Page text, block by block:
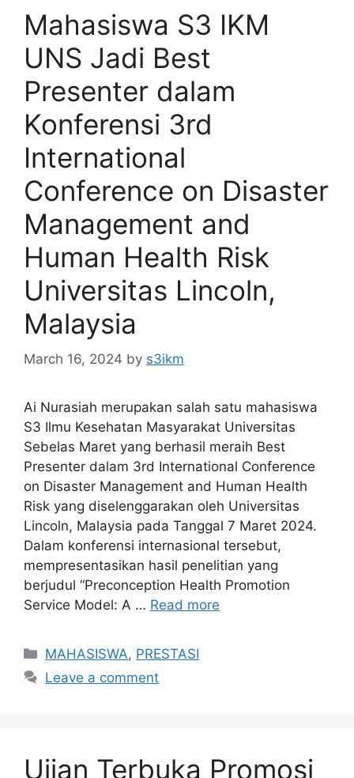
Mahasiswa S3 IKM
UNS Jadi Best
Presenter dalam
Konferensi 3rd
International
Conference on Disaster
Management and
Human Health Risk
Universitas Lincoln,
Malaysia
March 16, 2024 by s3ikm
Ai Nurasiah merupakan salah satu mahasiswa
S3 Ilmu Kesehatan Masyarakat Universitas
Sebelas Maret yang berhasil meraih Best
Presenter dalam 3rd International Conference
on Disaster Management and Human Health
Risk yang diselenggarakan oleh Universitas
Lincoln, Malaysia pada Tanggal 7 Maret 2024.
Dalam konferensi internasional tersebut,
mempresentasikan hasil penelitian yang
berjudul “Preconception Health Promotion
Service Model: A … Read more
Categories
MAHASISWA, PRESTASI
Leave a comment
Ujian Terbuka Promosi